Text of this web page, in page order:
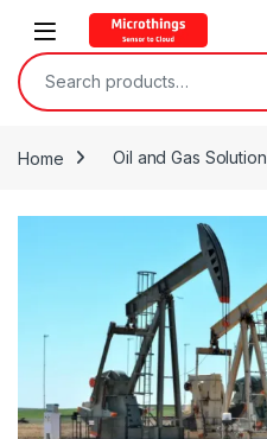
Open
Search for:
Home Oil and Gas Solution